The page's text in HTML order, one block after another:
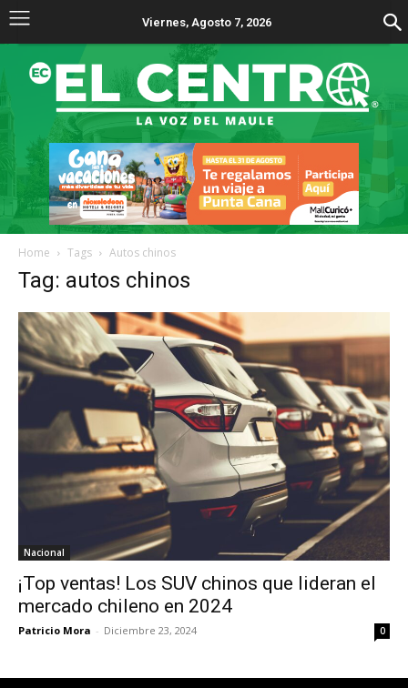
Viernes, Agosto 7, 2026
Home Tags Autos chinos
Tag: autos chinos
Nacional
¡Top ventas! Los SUV chinos que lideran el
mercado chileno en 2024
Patricio Mora - Diciembre 23, 2024 0